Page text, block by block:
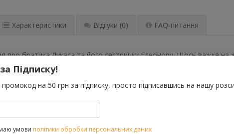
Характеристики Відгуки (0) FAQ-питання
про братика Лукаса та його сестричку Елеонору. Щось важке
слон! Історія замість нотацій покаже дітям, чому краще казати
дитина точно зробить правильні висновки!
ТАКОЖ КУПУЮТЬ
Підписку!
на 50 грн за підписку, просто підписавшись на нашу
умови політики обробки персональних даних